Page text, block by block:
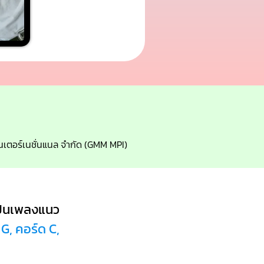
อร์เนชั่นแนล จำกัด (GMM MPI)
นเพลงแนว
คอร์ด C,